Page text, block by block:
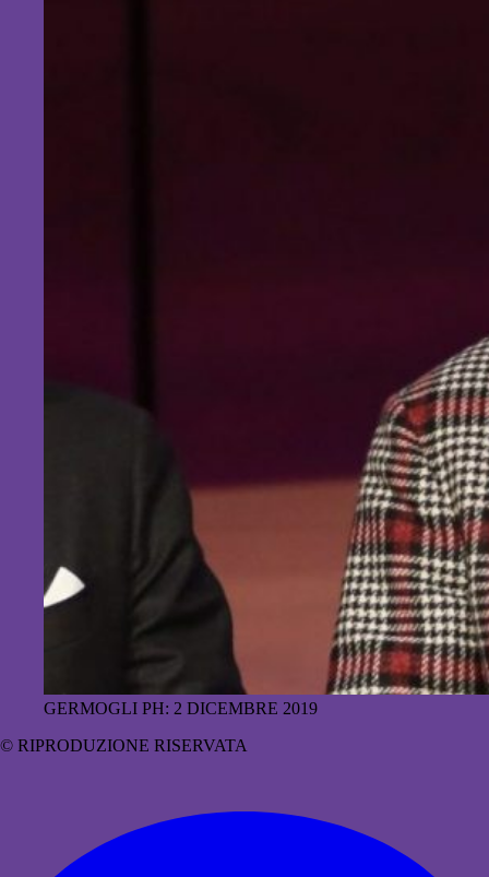
GERMOGLI PH: 2 DICEMBRE 2019
© RIPRODUZIONE RISERVATA